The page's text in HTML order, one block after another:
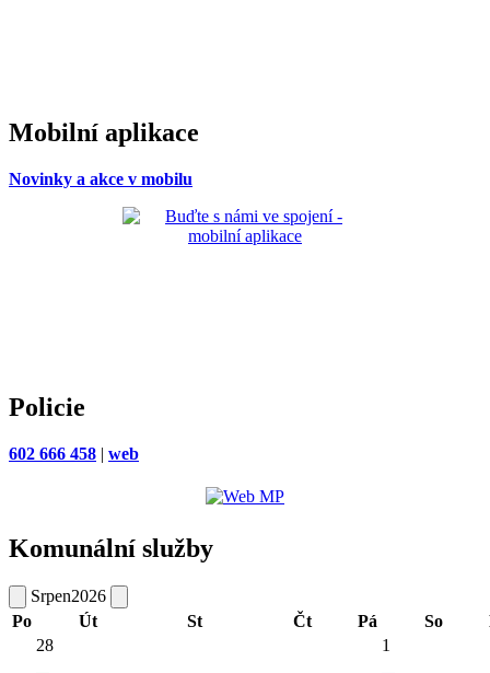
Mobilní aplikace
Novinky a akce v mobilu
Policie
602 666 458 | web
Komunální služby
Srpen2026
Po
Út St Čt Pá So
28
1